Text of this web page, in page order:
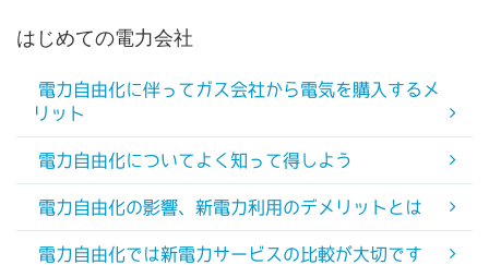
はじめての電力会社
電力自由化に伴ってガス会社から電気を購入するメ
リット
電力自由化についてよく知って得しよう
電力自由化の影響、新電力利用のデメリットとは
電力自由化では新電力サービスの比較が大切です